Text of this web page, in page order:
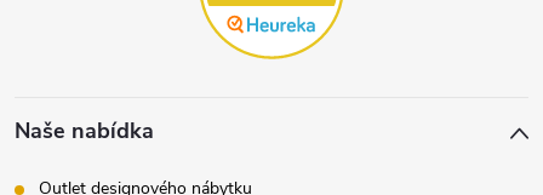
Naše nabídka
Outlet designového nábytku